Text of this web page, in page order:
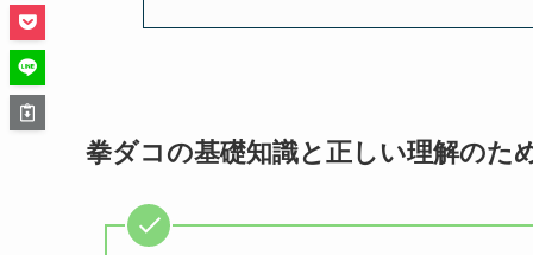
拳ダコの基礎知識と正しい理解のた